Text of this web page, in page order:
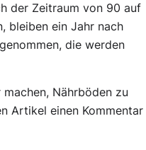
der Zeitraum von 90 auf
bleiben ein Jahr nach
die werden
Nährböden zu
Artikel einen Kommentar